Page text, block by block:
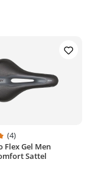
SternenBewertung
(4)
Flex Gel Men
Sattel